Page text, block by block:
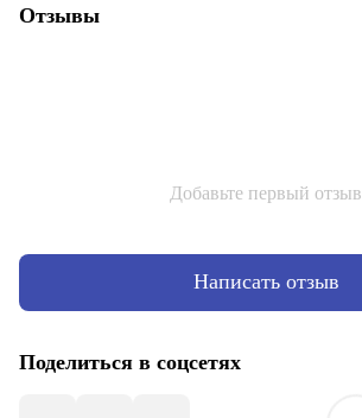
Отзывы
Добавьте первый отзыв
Написать отзыв
Поделиться в соцсетях